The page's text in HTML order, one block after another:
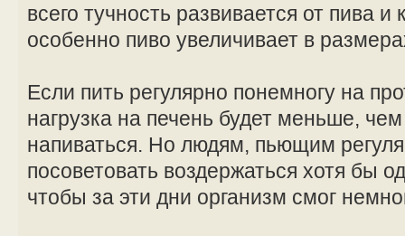
всего тучность развивается от пива и
особенно пиво увеличивает в
Если пить регулярно понемногу на
нагрузка на печень будет меньше,
напиваться. Но людям, пьющим
посоветовать воздержаться хотя бы
чтобы за эти дни организм смог